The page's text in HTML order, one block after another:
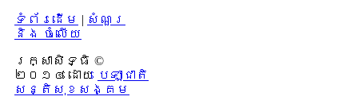
ទំព័រដើម | សំណួរ
និង ចំលើយ
រក្សាសិទ្ធិ ©
២០១៤ ដោយ​ បេឡាជាតិ
សន្តិសុខសង្គម